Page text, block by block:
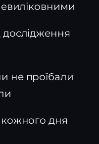
дослідження
не проїбали
дня